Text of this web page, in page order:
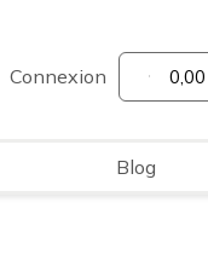
Connexion
Blog